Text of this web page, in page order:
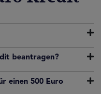
beantragen?
einen 500 Euro